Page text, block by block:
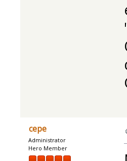
cepe
Administrator
Hero Member